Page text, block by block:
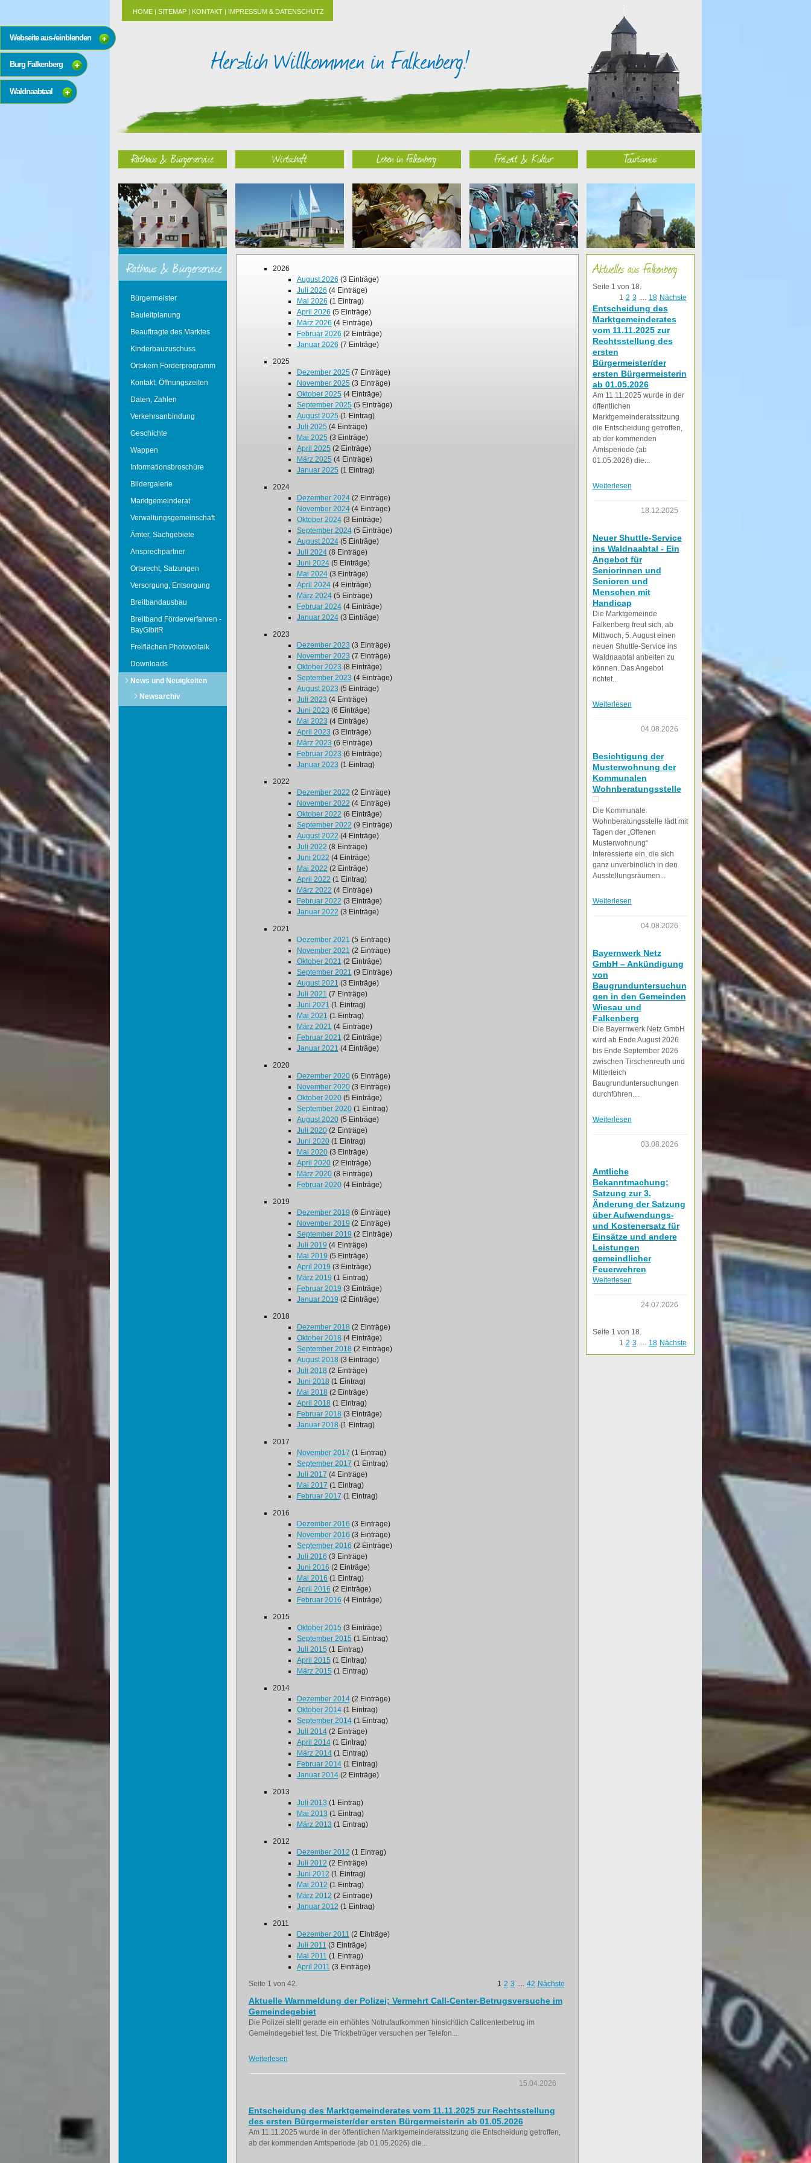
HOME| SITEMAP| KONTAKT| IMPRESSUM & DATENSCHUTZ
Rathaus & Bürgerservice Wirtschaft Leben in Falkenberg Freizeit & Kultur Tourismus
Rathaus & Bürgerservice
Bürgermeister
Bauleitplanung
Beauftragte des Marktes
Kinderbauzuschuss
Ortskern Förderprogramm
Kontakt, Öffnungszeiten
Daten, Zahlen
Verkehrsanbindung
Geschichte
Wappen
Informationsbroschüre
Bildergalerie
Marktgemeinderat
Verwaltungsgemeinschaft
Ämter, Sachgebiete
Ansprechpartner
Ortsrecht, Satzungen
Versorgung, Entsorgung
Breitbandausbau
Breitband Förderverfahren -
BayGibitR
Freiflächen Photovoltaik
Downloads
News und Neuigkeiten
Newsarchiv
2026
August 2026 (3 Einträge)
Juli 2026 (4 Einträge)
Mai 2026 (1 Eintrag)
April 2026 (5 Einträge)
März 2026 (4 Einträge)
Februar 2026 (2 Einträge)
Januar 2026 (7 Einträge)
2025
Dezember 2025(7 Einträge)
November 2025(3 Einträge)
Oktober 2025(4 Einträge)
September 2025(5 Einträge)
August 2025(1 Eintrag)
Juli 2025 (4 Einträge)
Mai 2025 (3 Einträge)
April 2025 (2 Einträge)
März 2025 (4 Einträge)
Januar 2025 (1 Eintrag)
2024
Dezember 2024(2 Einträge)
November 2024(4 Einträge)
Oktober 2024(3 Einträge)
September 2024(5 Einträge)
August 2024(5 Einträge)
Juli 2024(8 Einträge)
Juni 2024(5 Einträge)
Mai 2024(3 Einträge)
April 2024(4 Einträge)
März 2024(5 Einträge)
Februar 2024(4 Einträge)
Januar 2024(3 Einträge)
2023
Dezember 2023 (3 Einträge)
November 2023 (7 Einträge)
Oktober 2023 (8 Einträge)
September 2023 (4 Einträge)
August 2023 (5 Einträge)
Juli 2023 (4 Einträge)
Juni 2023 (6 Einträge)
Mai 2023 (4 Einträge)
April 2023 (3 Einträge)
März 2023 (6 Einträge)
Februar 2023 (6 Einträge)
Januar 2023 (1 Eintrag)
2022
Dezember 2022 (2 Einträge)
November 2022 (4 Einträge)
Oktober 2022 (6 Einträge)
September 2022 (9 Einträge)
August 2022 (4 Einträge)
Juli 2022 (8 Einträge)
Juni 2022 (4 Einträge)
Mai 2022 (2 Einträge)
April 2022 (1 Eintrag)
März 2022 (4 Einträge)
Februar 2022 (3 Einträge)
Januar 2022 (3 Einträge)
2021
Dezember 2021 (5 Einträge)
November 2021 (2 Einträge)
Oktober 2021 (2 Einträge)
September 2021 (9 Einträge)
August 2021 (3 Einträge)
Juli 2021 (7 Einträge)
Juni 2021 (1 Eintrag)
Mai 2021 (1 Eintrag)
März 2021 (4 Einträge)
Februar 2021 (2 Einträge)
Januar 2021 (4 Einträge)
2020
Dezember 2020(6 Einträge)
November 2020(3 Einträge)
Oktober 2020(5 Einträge)
September 2020(1 Eintrag)
August 2020(5 Einträge)
Juli 2020(2 Einträge)
Juni 2020(1 Eintrag)
Mai 2020(3 Einträge)
April 2020(2 Einträge)
März 2020(8 Einträge)
Februar 2020(4 Einträge)
2019
Dezember 2019 (6 Einträge)
November 2019 (2 Einträge)
September 2019 (2 Einträge)
Juli 2019 (4 Einträge)
Mai 2019 (5 Einträge)
April 2019 (3 Einträge)
März 2019 (1 Eintrag)
Februar 2019 (3 Einträge)
Januar 2019 (2 Einträge)
2018
Dezember 2018(2 Einträge)
Oktober 2018(4 Einträge)
September 2018(2 Einträge)
August 2018(3 Einträge)
Juli 2018(2 Einträge)
Juni 2018(1 Eintrag)
Mai 2018(2 Einträge)
April 2018(1 Eintrag)
Februar 2018(3 Einträge)
Januar 2018(1 Eintrag)
2017
November 2017 (1 Eintrag)
September 2017 (1 Eintrag)
Juli 2017 (4 Einträge)
Mai 2017 (1 Eintrag)
Februar 2017 (1 Eintrag)
2016
Dezember 2016 (3 Einträge)
November 2016 (3 Einträge)
September 2016 (2 Einträge)
Juli 2016 (3 Einträge)
Juni 2016 (2 Einträge)
Mai 2016 (1 Eintrag)
April 2016 (2 Einträge)
Februar 2016 (4 Einträge)
2015
Oktober 2015 (3 Einträge)
September 2015 (1 Eintrag)
Juli 2015 (1 Eintrag)
April 2015 (1 Eintrag)
März 2015 (1 Eintrag)
2014
Dezember 2014(2 Einträge)
Oktober 2014(1 Eintrag)
September 2014(1 Eintrag)
Juli 2014(2 Einträge)
April 2014(1 Eintrag)
März 2014(1 Eintrag)
Februar 2014(1 Eintrag)
Januar 2014(2 Einträge)
2013
Juli 2013 (1 Eintrag)
Mai 2013 (1 Eintrag)
März 2013 (1 Eintrag)
2012
Dezember 2012 (1 Eintrag)
Juli 2012 (2 Einträge)
Juni 2012 (1 Eintrag)
Mai 2012 (1 Eintrag)
März 2012 (2 Einträge)
Januar 2012 (1 Eintrag)
2011
Dezember 2011 (2 Einträge)
Juli 2011 (3 Einträge)
Mai 2011 (1 Eintrag)
April 2011 (3 Einträge)
Seite 1 von 42.
1 2 3 .... 42 Nächste
Aktuelle Warnmeldung der Polizei; Vermehrt Call-Center-Betrugsversuche im
Gemeindegebiet
Die Polizei stellt gerade ein erhöhtes Notrufaufkommen hinsichtlich Callcenterbetrug im
Gemeindegebiet fest. Die Trickbetrüger versuchen per Telefon...
Weiterlesen
15.04.2026
Entscheidung des Marktgemeinderates vom 11.11.2025 zur Rechtsstellung
des ersten Bürgermeister/der ersten Bürgermeisterin ab 01.05.2026
Am 11.11.2025 wurde in der öffentlichen Marktgemeinderatssitzung die Entscheidung getroffen,
ab der kommenden Amtsperiode (ab 01.05.2026) die...
Aktuelles aus Falkenberg
Seite 1 von 18.
1 2 3 .... 18 Nächste
Entscheidung des
Marktgemeinderates
vom 11.11.2025 zur
Rechtsstellung des
ersten
Bürgermeister/der
ersten Bürgermeisterin
ab 01.05.2026
Am 11.11.2025 wurde in der
öffentlichen
Marktgemeinderatssitzung
die Entscheidung getroffen,
ab der kommenden
Amtsperiode (ab
01.05.2026) die...
Weiterlesen
18.12.2025
Neuer Shuttle-Service
ins Waldnaabtal - Ein
Angebot für
Seniorinnen und
Senioren und
Menschen mit
Handicap
Die Marktgemeinde
Falkenberg freut sich, ab
Mittwoch, 5. August einen
neuen Shuttle-Service ins
Waldnaabtal anbeiten zu
können. Das Angebot
richtet...
Weiterlesen
04.08.2026
Besichtigung der
Musterwohnung der
Kommunalen
Wohnberatungsstelle
Die Kommunale
Wohnberatungsstelle lädt mit
Tagen der „Offenen
Musterwohnung“
Interessierte ein, die sich
ganz unverbindlich in den
Ausstellungsräumen...
Weiterlesen
04.08.2026
Bayernwerk Netz
GmbH – Ankündigung
von
Baugrunduntersuchun
gen in den Gemeinden
Wiesau und
Falkenberg
Die Bayernwerk Netz GmbH
wird ab Ende August 2026
bis Ende September 2026
zwischen Tirschenreuth und
Mitterteich
Baugrunduntersuchungen
durchführen....
Weiterlesen
03.08.2026
Amtliche
Bekanntmachung;
Satzung zur 3.
Änderung der Satzung
über Aufwendungs-
und Kostenersatz für
Einsätze und andere
Leistungen
gemeindlicher
Feuerwehren
Weiterlesen
24.07.2026
Seite 1 von 18.
1 2 3 .... 18 Nächste
Webseite aus-/einblenden
Burg Falkenberg
Waldnaabtaal